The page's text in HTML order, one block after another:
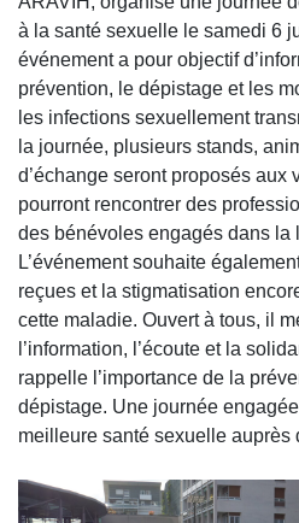
à la santé sexuelle le samedi 6
événement a pour objectif
prévention, le dépistage et les
les infections sexuellement
la journée, plusieurs stands,
d’échange seront proposés aux
pourront rencontrer des
des bénévoles engagés dans la
L’événement souhaite
reçues et la stigmatisation
cette maladie. Ouvert à tous, il
l’information, l’écoute et la
rappelle l’importance de la
dépistage. Une journée
meilleure santé sexuelle auprès